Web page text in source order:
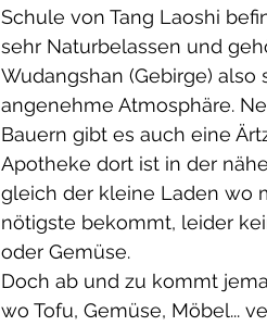
Schule von Tang Laoshi
sehr Naturbelassen und
Wudangshan (Gebirge) also
angenehme Atmosphäre.
Bauern gibt es auch eine
Apotheke dort ist in der
gleich der kleine Laden wo
nötigste bekommt, leider
oder Gemüse.
Doch ab und zu kommt
wo Tofu, Gemüse, Möbel...